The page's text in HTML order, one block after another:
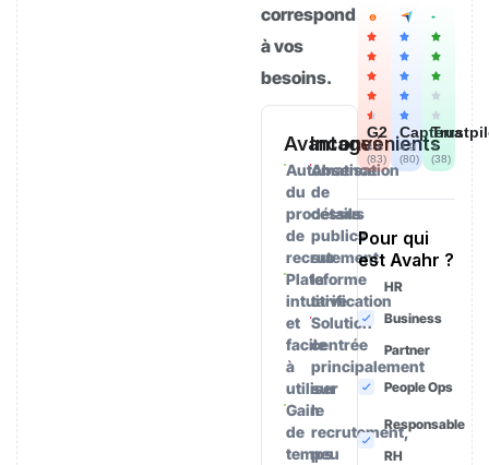
correspond
à vos
besoins.
Avantages
Automatisation
du
processus
de
recrutement
Plateforme
intuitive
et
facile
à
utiliser
Gain
de
temps
Inconvénients
Absence
de
détails
publics
sur
la
tarification
Solution
centrée
principalement
sur
le
recrutement,
peu
G2
4.6
(83)
Capterra
4.9
(80)
3
(38)
Pour qui
est Avahr ?
HR
Business
Partner
People Ops
Responsable
RH